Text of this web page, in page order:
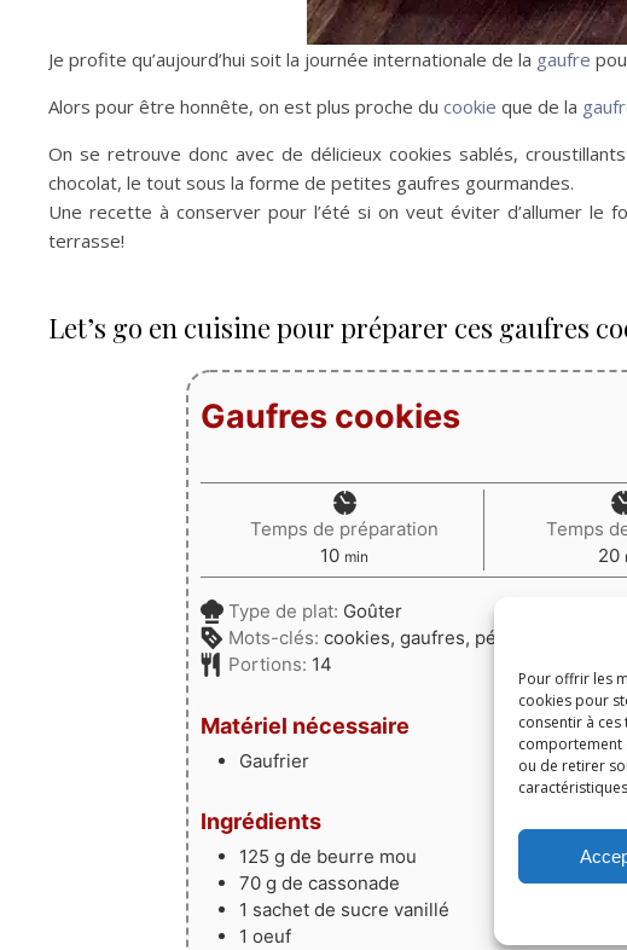
Pour offrir les
cookies pour
consentir à
comportement
ou de retirer
Je profite qu’aujourd’hui soit la journée internationale de la gaufre
Alors pour être honnête, on est plus proche du cookie que de la
On se retrouve donc avec de délicieux cookies sablés,
chocolat, le tout sous la forme de petites gaufres gourmandes.
Une recette à conserver pour l’été si on veut éviter d’allumer le
terrasse!
Let’s go en cuisine pour préparer ces gaufres
Gaufres cookies
Temps de préparation
10minutes
min
Temps
20
Type de plat: Goûter
Mots-clés: cookies, gaufres, pépites de
Portions: 14
Matériel nécessaire
Gaufrier
Ingrédients
125 g de beurre mou
70 g de cassonade
1 sachet de sucre vanillé
1 oeuf